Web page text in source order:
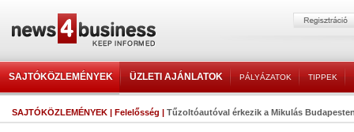
SAJTÓKÖZLEMÉNYEK ÜZLETI AJÁNLATOK PÁLYÁZATOK TIPPEK
SAJTÓKÖZLEMÉNYEK | Felelősség | Tűzoltóautóval érkezik a Mikulás